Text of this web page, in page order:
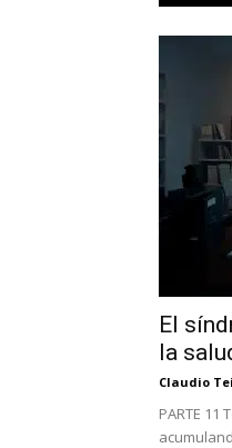
El
la
Claudio
PARTE